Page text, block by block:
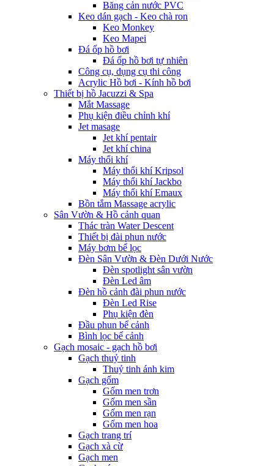
Băng cản nước PVC
Keo dán gạch - Keo chà ron
Keo Monkey
Keo Mapei
Đá ốp hồ bơi
Đá ốp hồ bơi tự nhiên
Công cụ, dụng cụ thi công
Acrylic Hồ bơi - Kính hồ bơi
Thiết bị hồ Jacuzzi & Spa
Mắt Massage
Phụ kiện điều chỉnh khí
Jet masage
Jet khí pentair
Jet khí china
Máy thổi khí
Máy thổi khí Kripsol
Máy thổi khí Jackbo
Máy thổi khí Emaux
Bồn tắm Massage acrylic
Sân Vườn & Hồ cảnh quan
Thác tràn Water Descent
Thiết bị đài phun nước
Máy bơm bể lọc
Đèn Sân Vườn & Đèn Dưới Nước
Đèn spotlight sân vườn
Đèn Led âm
Đèn hồ cảnh đài phun nước
Đèn Led Rise
Phụ kiện đèn
Đầu phun bể cảnh
Bình lọc bể cảnh
Gạch mosaic - gạch hồ bơi
Gạch thuỷ tinh
Thuỷ tinh ánh kim
Gạch gốm
Gốm men trơn
Gốm men sần
Gốm men rạn
Gốm men hoa
Gạch trang trí
Gạch xà cừ
Gạch men